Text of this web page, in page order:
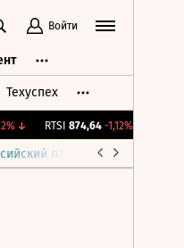
Войти
Техуспех
↓ RTSI 874,64 -1,12%↓
парламент